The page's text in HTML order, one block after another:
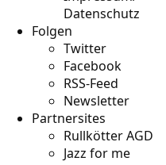
Datenschutz
Folgen
Twitter
Facebook
RSS-Feed
Newsletter
Partnersites
Rullkötter AGD
Jazz for me